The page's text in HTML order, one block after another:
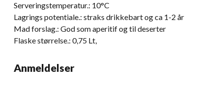
Serveringstemperatur.: 10°C
Lagrings potentiale.: straks drikkebart og ca 1-2 år
Mad forslag.: God som aperitif og til deserter
Flaske størrelse.: 0,75 Lt,
Anmeldelser